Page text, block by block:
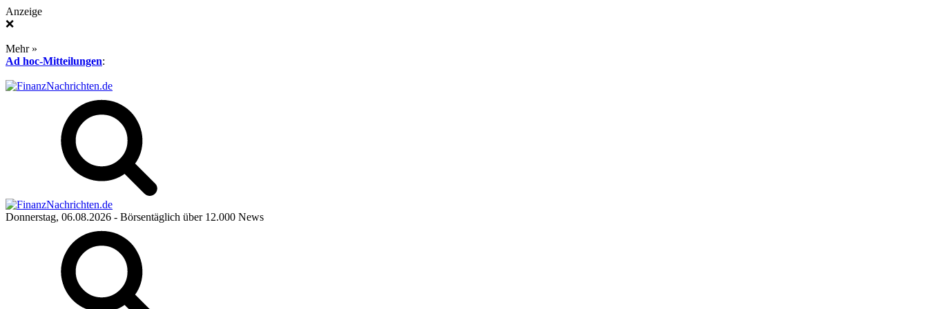
Anzeige
❌
Mehr »
Ad hoc-Mitteilungen:
Donnerstag, 06.08.2026 - Börsentäglich über 12.000 News